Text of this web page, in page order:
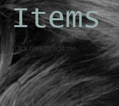
Items
​Click here to edit me.